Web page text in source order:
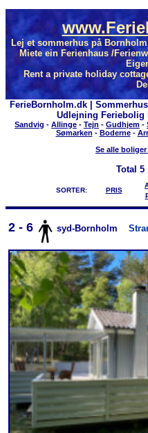
Lej et sommerhus på
Miete ein Ferienhaus /
Rent a private holiday
FerieBornholm.dk |
Udlejning Feriebolig
Sandvig - Allinge - Tejn - Gudhjem -
Sømarken - Boderne-
Se alle
Total 5
SORTER: PRIS
2 - 6 syd-Bornholm